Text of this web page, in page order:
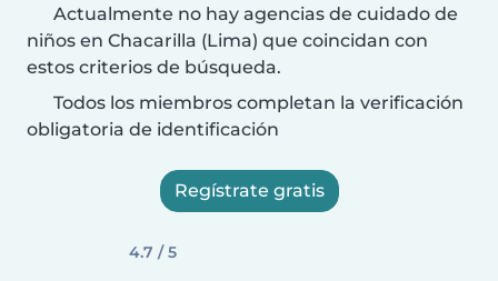
Actualmente no hay agencias de cuidado de
niños en Chacarilla (Lima) que coincidan con
estos criterios de búsqueda.
Todos los miembros completan la verificación
obligatoria de identificación
Regístrate gratis
4.7 / 5